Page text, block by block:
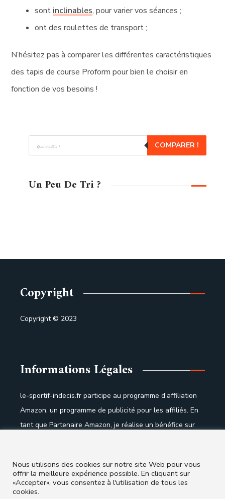
sont inclinables, pour varier vos séances ;
ont des roulettes de transport ;
N’hésitez pas à comparer les différentes caractéristiques
des tapis de course Proform pour bien le choisir en
fonction de vos besoins !
Recherche
de
produits
COMPARER !
Un Peu De Tri ?
Copyright
Copyright © 2023
Informations Légales
le-sportif-indecis.fr participe au programme d’affiliation
Amazon, un programme de publicité pour les affiliés. En
tant que Partenaire Amazon, je réalise un bénéfice sur
Liens Utiles
Nous utilisons des cookies sur notre site Web pour vous
offrir la meilleure expérience possible. En cliquant sur
«Accepter», vous consentez à l'utilisation de tous les
cookies.